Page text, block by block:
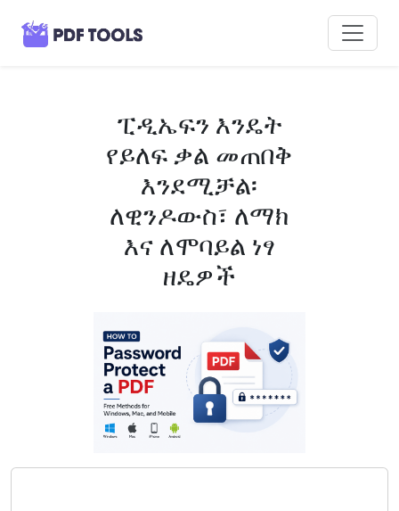
ፒዲኤፍን እንዴት
የይለፍ ቃል መጠበቅ
እንደሚቻል፡
ለዊንዶውስ፣ ለማክ
እና ለሞባይል ነፃ
ዘዴዎች